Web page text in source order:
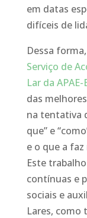
em datas
difíceis de
Dessa
Serviço de
Lar da APAE-
das
na tentativa
que” e
e o que a
Este
contínuas e
sociais e
Lares, como